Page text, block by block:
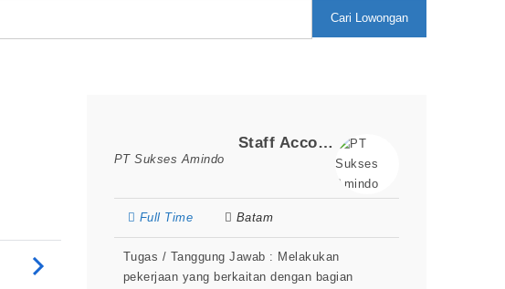
Cari Lowongan
Staff Accounting
PT Sukses Amindo
Full Time Batam
Tugas / Tanggung Jawab : Melakukan
pekerjaan yang berkaitan dengan bagian